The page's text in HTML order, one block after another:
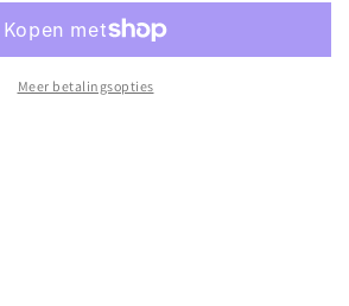
Meer betalingsopties